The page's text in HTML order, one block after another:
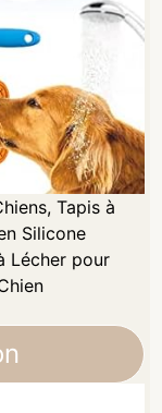
Tapis à
Silicone
Lécher pour